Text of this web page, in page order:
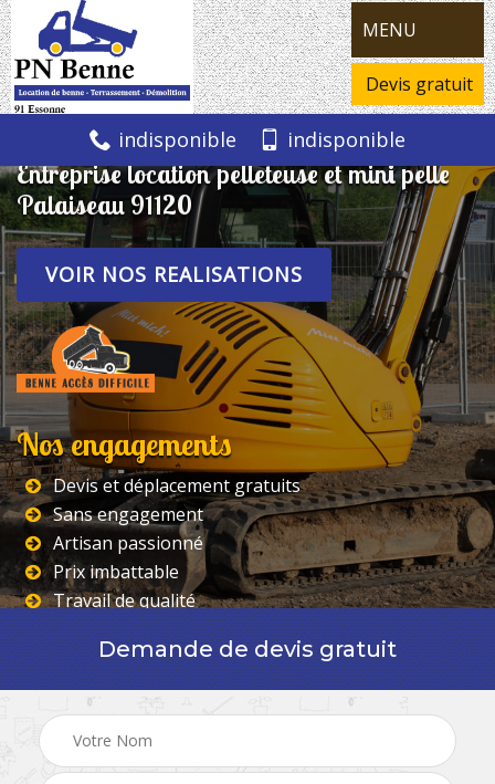
MENU
Devis gratuit
indisponible indisponible
Entreprise location pelleteuse et mini pelle
Palaiseau 91120
VOIR NOS REALISATIONS
Nos engagements
Devis et déplacement gratuits
Sans engagement
Artisan passionné
Prix imbattable
Travail de qualité
Demande de devis gratuit